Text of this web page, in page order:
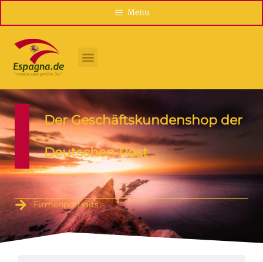
Menu
Der Geschäftskundenshop der
Deutschen Post
Firmenportraits